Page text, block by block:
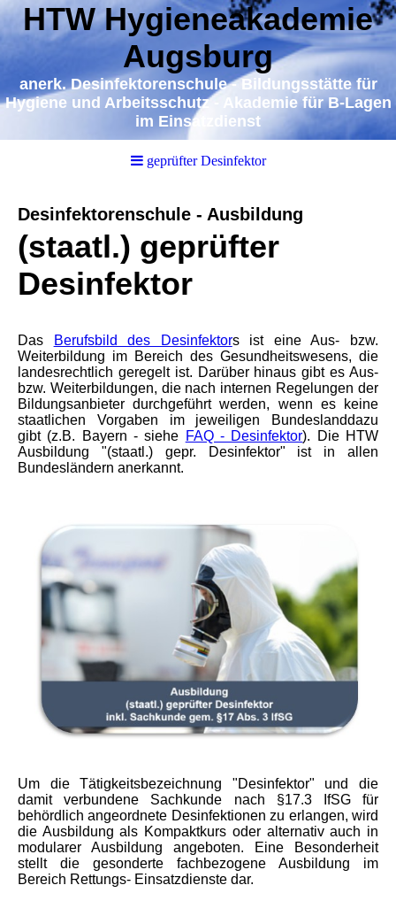
HTW Hygieneakademie
Augsburg
anerk. Desinfektorenschule - Bildungsstätte für
Hygiene und Arbeitsschutz - Akademie für B-Lagen
im Einsatzdienst
geprüfter Desinfektor
Desinfektorenschule - Ausbildung
(staatl.) geprüfter
Desinfektor
Das Berufsbild des Desinfektors ist eine Aus- bzw.
Weiterbildung im Bereich des Gesundheitswesens, die
landesrechtlich geregelt ist. Darüber hinaus gibt es Aus-
bzw. Weiterbildungen, die nach internen Regelungen der
Bildungsanbieter durchgeführt werden, wenn es keine
staatlichen Vorgaben im jeweiligen Bundeslanddazu
gibt (z.B. Bayern - siehe FAQ - Desinfektor). Die HTW
Ausbildung "(staatl.) gepr. Desinfektor" ist in allen
Bundesländern anerkannt.
Um die Tätigkeitsbezeichnung "Desinfektor" und die
damit verbundene Sachkunde nach §17.3 IfSG für
behördlich angeordnete Desinfektionen zu erlangen, wird
die Ausbildung als Kompaktkurs oder alternativ auch in
modularer Ausbildung angeboten. Eine Besonderheit
stellt die gesonderte fachbezogene Ausbildung im
Bereich Rettungs- Einsatzdienste dar.